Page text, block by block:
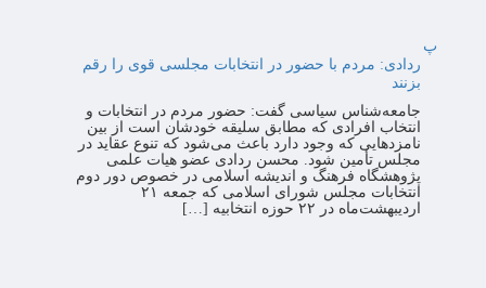
پ
ردادی: مردم با حضور در انتخابات مجلسی قوی را رقم
بزنند
جامعه‌شناس سیاسی گفت: حضور مردم در انتخابات و
انتخاب افرادی که مطابق سلیقه خودشان است از بین
نامزدهایی که وجود دارد باعث می‌شود که تنوع عقاید در
مجلس تأمین شود. محسن ردادی عضو هیات علمی
پژوهشگاه فرهنگ و اندیشه اسلامی در خصوص دور دوم
انتخابات مجلس شورای اسلامی که جمعه ۲۱
اردیبهشت‌ماه در ۲۲ حوزه انتخابیه […]